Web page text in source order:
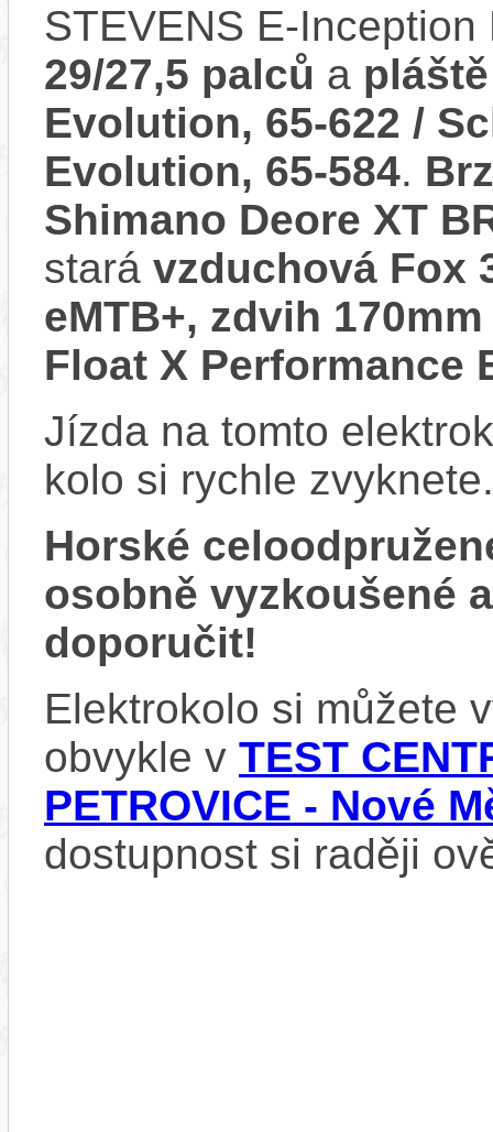
STEVENS E-
29/27,5 palců a
Evolution, 65-622 /
Evolution, 65-584.
Shimano Deore XT
stará vzduchová Fox
eMTB+, zdvih
Float X Performance
Jízda na tomto
kolo si rychle zvyknete.
Horské
osobně vyzkoušené
doporučit!
Elektrokolo si můžete
obvykle v TEST
PETROVICE - Nové
dostupnost si raději